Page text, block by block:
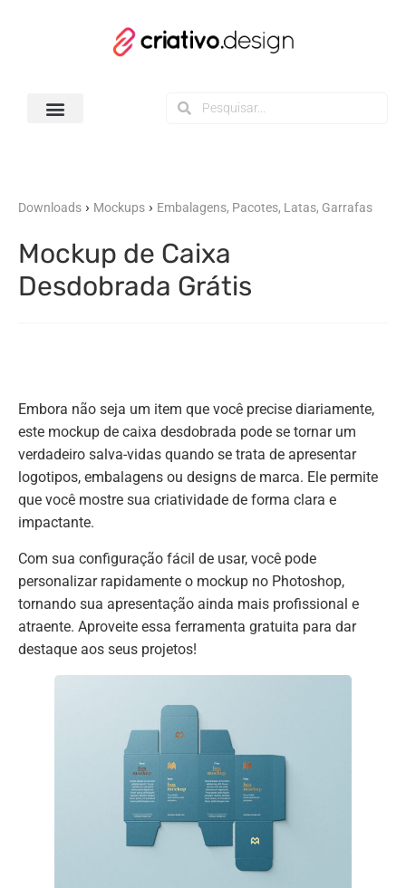
Downloads › Mockups › Embalagens, Pacotes, Latas, Garrafas
Mockup de Caixa
Desdobrada Grátis
Embora não seja um item que você precise diariamente,
este mockup de caixa desdobrada pode se tornar um
verdadeiro salva-vidas quando se trata de apresentar
logotipos, embalagens ou designs de marca. Ele permite
que você mostre sua criatividade de forma clara e
impactante.
Com sua configuração fácil de usar, você pode
personalizar rapidamente o mockup no Photoshop,
tornando sua apresentação ainda mais profissional e
atraente. Aproveite essa ferramenta gratuita para dar
destaque aos seus projetos!